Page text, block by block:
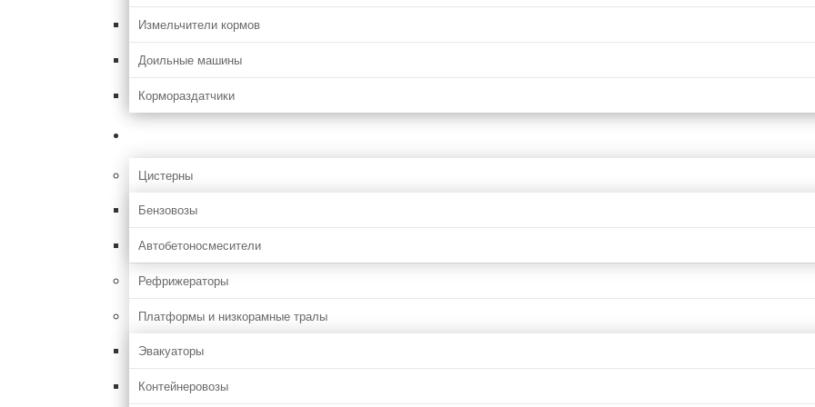
Измельчители кормов
Доильные машины
Кормораздатчики
Цистерны
Бензовозы
Автобетоносмесители
Рефрижераторы
Платформы и низкорамные тралы
Эвакуаторы
Контейнеровозы